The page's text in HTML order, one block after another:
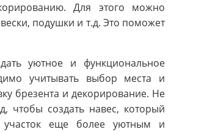
Для этого можно
подушки и т.д. Это поможет
уютное и функциональное
учитывать выбор места и
брезента и декорирование. Не
чтобы создать навес, который
участок еще более уютным и